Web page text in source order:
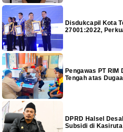
Disdukcapil Kota
27001:2022,
Pengawas PT
Tengah atas
DPRD Halsel
Subsidi di